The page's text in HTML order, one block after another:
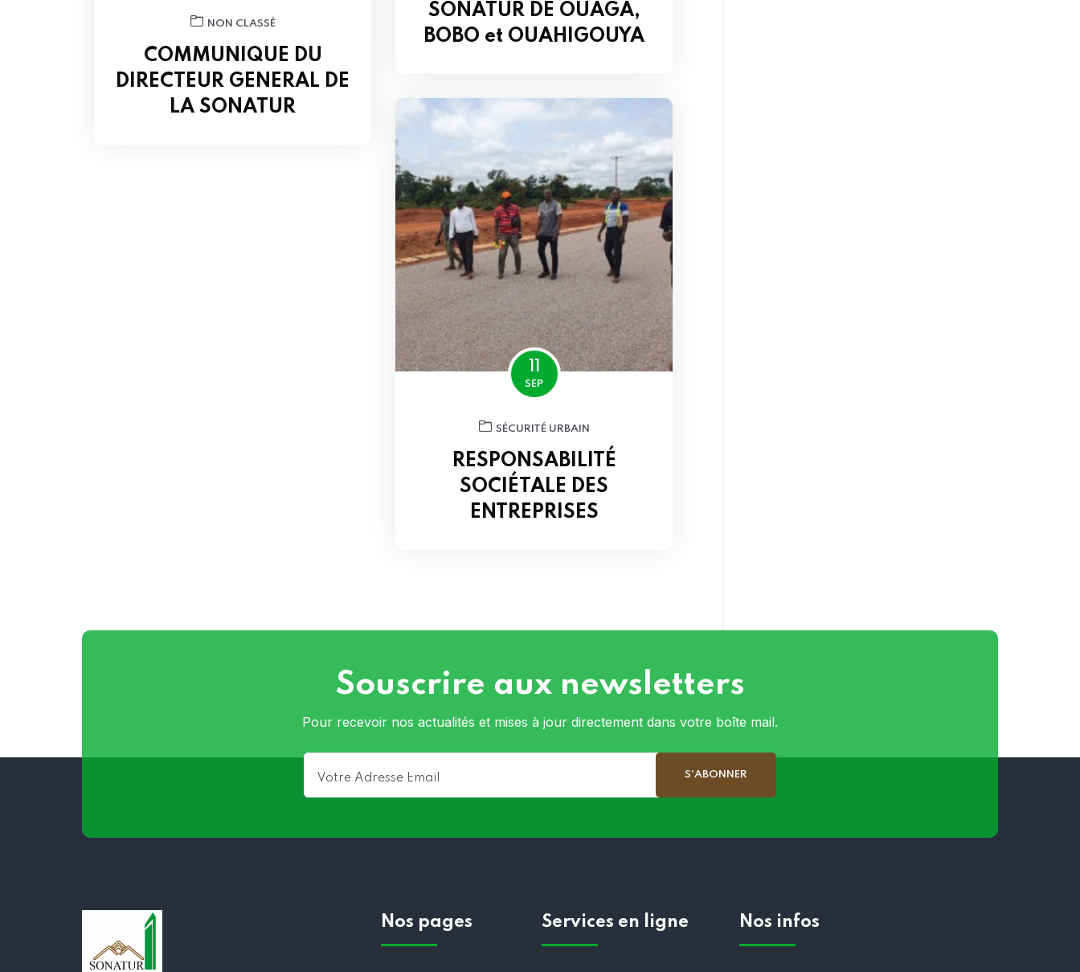
SONATUR DE OUAGA,
BOBO et OUAHIGOUYA
NON CLASSÉ
COMMUNIQUE DU
DIRECTEUR GENERAL DE
LA SONATUR
11
SEP
SÉCURITÉ URBAIN
RESPONSABILITÉ
SOCIÉTALE DES
ENTREPRISES
Souscrire aux newsletters
Pour recevoir nos actualités et mises à jour directement dans votre boîte mail.
Nos pages Services en ligne Nos infos